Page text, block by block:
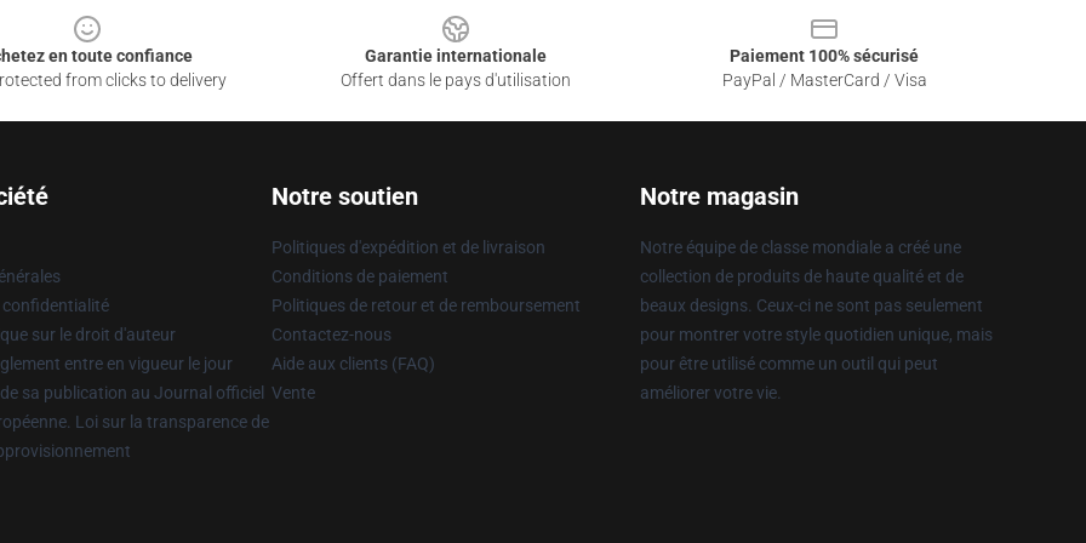
en toute confiance
from clicks to delivery
Garantie internationale
Offert dans le pays d'utilisation
Paiement 100% sécurisé
PayPal / MasterCard / Visa
confidentialité
sur le droit d'auteur
entre en vigueur le jour
sa publication au Journal officiel
Loi sur la transparence de
Notre soutien
Politiques d'expédition et de livraison
Conditions de paiement
Politiques de retour et de remboursement
Contactez-nous
Aide aux clients (FAQ)
Vente
Notre magasin
Notre équipe de classe mondiale a créé une
collection de produits de haute qualité et de
beaux designs. Ceux-ci ne sont pas seulement
pour montrer votre style quotidien unique, mais
pour être utilisé comme un outil qui peut
améliorer votre vie.